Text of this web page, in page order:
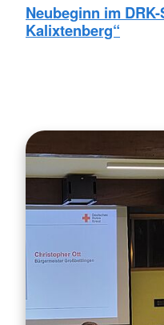
Neubeginn im
Kalixtenberg“